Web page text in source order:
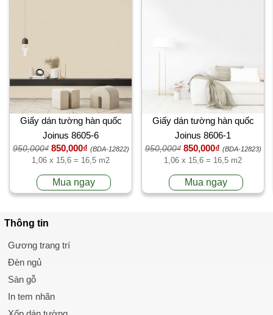
Giấy dán tường hàn quốc
Joinus 8605-6
950,000₫ 850,000₫ (BDA-12822)
1,06 x 15,6 = 16,5 m2
Mua ngay
Giấy dán tường hàn quốc
Joinus 8606-1
950,000₫ 850,000₫ (BDA-12823)
1,06 x 15,6 = 16,5 m2
Mua ngay
Thông tin
Gương trang trí
Đèn ngủ
Sàn gỗ
In tem nhãn